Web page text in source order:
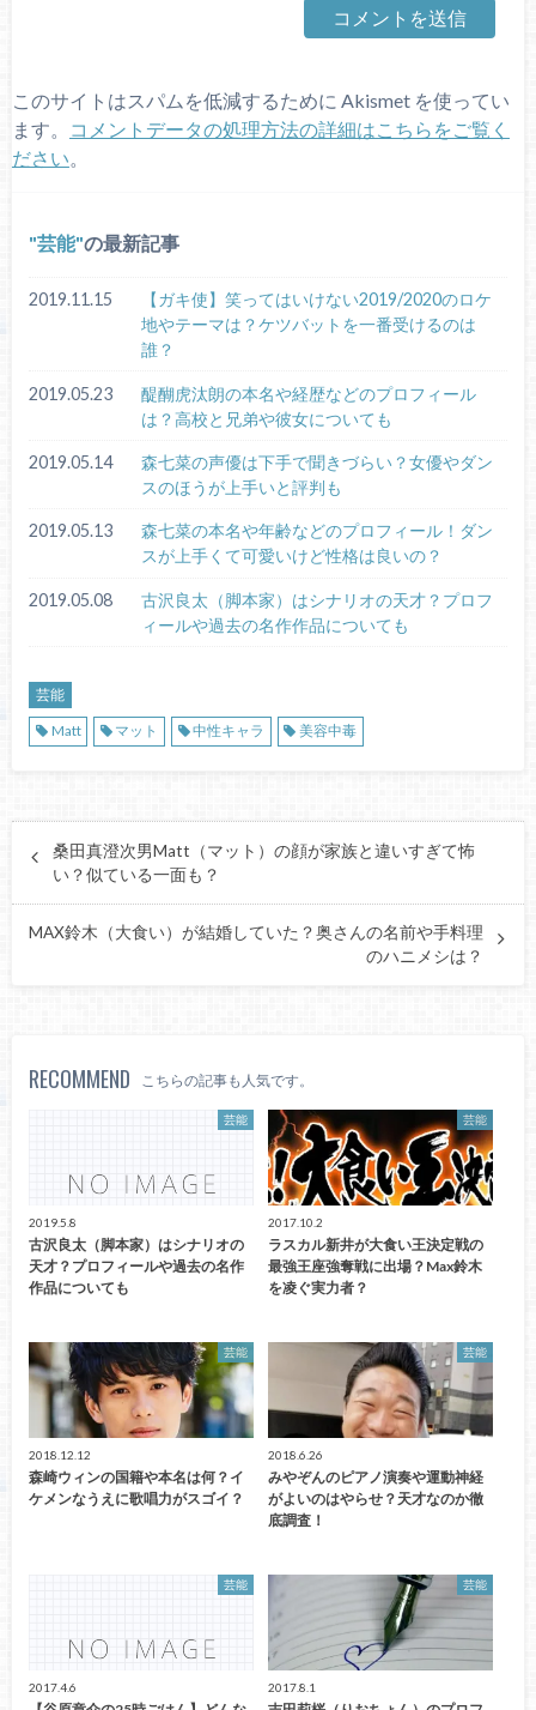
このサイトはスパムを低減するために Akismet を使ってい
ます。
コメントデータの処理方法の詳細はこちらをご覧く
ださい
芸能 の最新記事
2019.11.15
【ガキ使】笑ってはいけない2019/2020のロケ
地やテーマは？ケツバットを一番受けるのは
誰？
2019.05.23
醍醐虎汰朗の本名や経歴などのプロフィール
は？高校と兄弟や彼女についても
2019.05.14
森七菜の声優は下手で聞きづらい？女優やダン
スのほうが上手いと評判も
2019.05.13
森七菜の本名や年齢などのプロフィール！ダン
スが上手くて可愛いけど性格は良いの？
2019.05.08
古沢良太（脚本家）はシナリオの天才？プロフ
ィールや過去の名作作品についても
芸能
Matt
マット 中性キャラ 美容中毒
桑田真澄次男Matt（マット）の顔が家族と違いすぎて怖
い？似ている一面も？
MAX鈴木（大食い）が結婚していた？奥さんの名前や手料理
のハニメシは？
RECOMMEND こちらの記事も人気です。
芸能
2019.5.8
古沢良太（脚本家）はシナリオの
天才？プロフィールや過去の名作
作品についても
芸能
2017.10.2
ラスカル新井が大食い王決定戦の
最強王座強奪戦に出場？Max鈴木
を凌ぐ実力者？
芸能
2018.12.12
森崎ウィンの国籍や本名は何？イ
ケメンなうえに歌唱力がスゴイ？
芸能
2018.6.26
みやぞんのピアノ演奏や運動神経
がよいのはやらせ？天才なのか徹
底調査！
芸能
2017.4.6
芸能
2017.8.1